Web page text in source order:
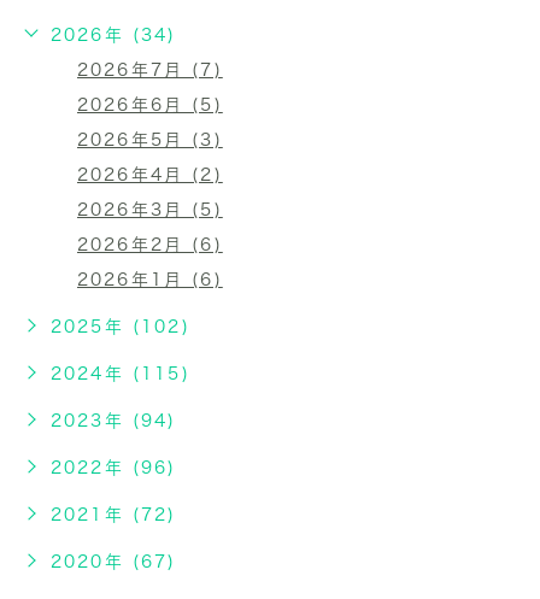
2026年 (34)
2026年7月 (7)
2026年6月 (5)
2026年5月 (3)
2026年4月 (2)
2026年3月 (5)
2026年2月 (6)
2026年1月 (6)
2025年 (102)
2024年 (115)
2023年 (94)
2022年 (96)
2021年 (72)
2020年 (67)